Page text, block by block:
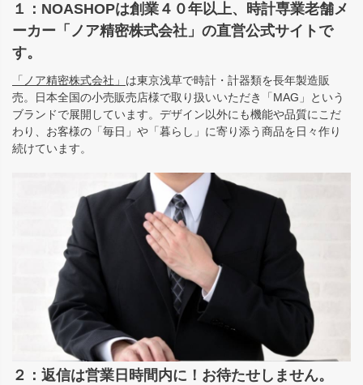
１：NOASHOPは創業４０年以上、時計専業老舗メ
ーカー「ノア精密株式会社」の直営公式サイトで
す。
「ノア精密株式会社」 は東京浅草で時計・計器類を長年製造販
売。日本全国の小売販売店様で取り扱いいただき「MAG」という
ブランドで展開しています。デザイン以外にも機能や品質にこだ
わり、お客様の「毎日」や「暮らし」に寄り添う商品を日々作り
続けています。
２：返信は営業日時間内に！お待たせしません。